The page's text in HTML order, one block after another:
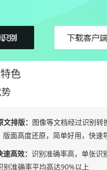
色
排版： 图像等文档经过识别转
版面高度还原，简单好用，快速
高效： 识别准确率高，单张识
别准确率平均高达90%以上